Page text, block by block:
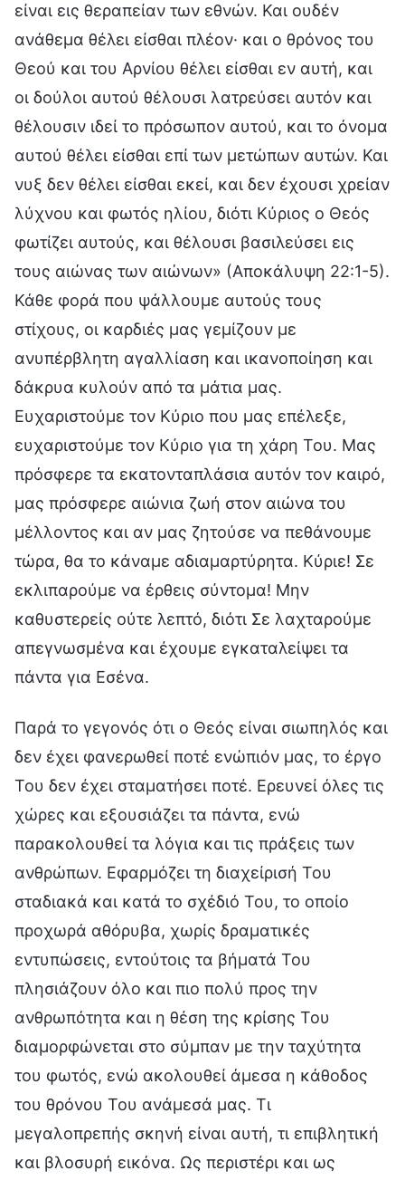
είναι εις θεραπείαν των εθνών. Και ουδέν
ανάθεμα θέλει είσθαι πλέον· και ο θρόνος του
Θεού και του Αρνίου θέλει είσθαι εν αυτή, και
οι δούλοι αυτού θέλουσι λατρεύσει αυτόν και
θέλουσιν ιδεί το πρόσωπον αυτού, και το όνομα
αυτού θέλει είσθαι επί των μετώπων αυτών. Και
νυξ δεν θέλει είσθαι εκεί, και δεν έχουσι χρείαν
λύχνου και φωτός ηλίου, διότι Κύριος ο Θεός
φωτίζει αυτούς, και θέλουσι βασιλεύσει εις
τους αιώνας των αιώνων» (Αποκάλυψη 22:1-5).
Κάθε φορά που ψάλλουμε αυτούς τους
στίχους, οι καρδιές μας γεμίζουν με
ανυπέρβλητη αγαλλίαση και ικανοποίηση και
δάκρυα κυλούν από τα μάτια μας.
Ευχαριστούμε τον Κύριο που μας επέλεξε,
ευχαριστούμε τον Κύριο για τη χάρη Του. Μας
πρόσφερε τα εκατονταπλάσια αυτόν τον καιρό,
μας πρόσφερε αιώνια ζωή στον αιώνα του
μέλλοντος και αν μας ζητούσε να πεθάνουμε
τώρα, θα το κάναμε αδιαμαρτύρητα. Κύριε! Σε
εκλιπαρούμε να έρθεις σύντομα! Μην
καθυστερείς ούτε λεπτό, διότι Σε λαχταρούμε
απεγνωσμένα και έχουμε εγκαταλείψει τα
πάντα για Εσένα.
Παρά το γεγονός ότι ο Θεός είναι σιωπηλός και
δεν έχει φανερωθεί ποτέ ενώπιόν μας, το έργο
Του δεν έχει σταματήσει ποτέ. Ερευνεί όλες τις
χώρες και εξουσιάζει τα πάντα, ενώ
παρακολουθεί τα λόγια και τις πράξεις των
ανθρώπων. Εφαρμόζει τη διαχείρισή Του
σταδιακά και κατά το σχέδιό Του, το οποίο
προχωρά αθόρυβα, χωρίς δραματικές
εντυπώσεις, εντούτοις τα βήματά Του
πλησιάζουν όλο και πιο πολύ προς την
ανθρωπότητα και η θέση της κρίσης Του
διαμορφώνεται στο σύμπαν με την ταχύτητα
του φωτός, ενώ ακολουθεί άμεσα η κάθοδος
του θρόνου Του ανάμεσά μας. Τι
μεγαλοπρεπής σκηνή είναι αυτή, τι επιβλητική
και βλοσυρή εικόνα. Ως περιστέρι και ως